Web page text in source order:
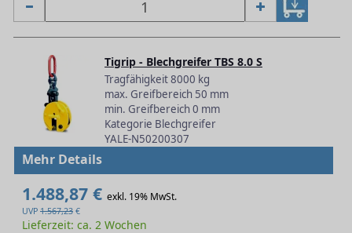
Tigrip - Blechgreifer TBS 8.0 S
Tragfähigkeit 8000 kg
max. Greifbereich 50 mm
min. Greifbereich 0 mm
Kategorie Blechgreifer
YALE-N50200307
Mehr Details
1.488,87 € exkl. 19% MwSt.
UVP 1.567,23 €
Lieferzeit: ca. 2 Wochen